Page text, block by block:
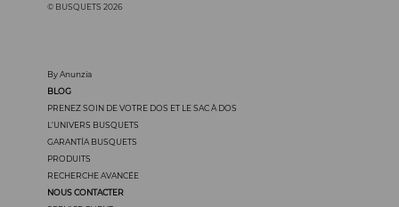
© BUSQUETS 2026
By Anunzia
BLOG
PRENEZ SOIN DE VOTRE DOS ET LE SAC À DOS
L’UNIVERS BUSQUETS
GARANTÍA BUSQUETS
PRODUITS
RECHERCHE AVANCÉE
NOUS CONTACTER